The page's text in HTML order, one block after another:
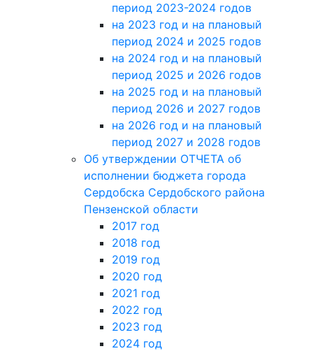
период 2023-2024 годов
на 2023 год и на плановый
период 2024 и 2025 годов
на 2024 год и на плановый
период 2025 и 2026 годов
на 2025 год и на плановый
период 2026 и 2027 годов
на 2026 год и на плановый
период 2027 и 2028 годов
Об утверждении ОТЧЕТА об
исполнении бюджета города
Сердобска Сердобского района
Пензенской области
2017 год
2018 год
2019 год
2020 год
2021 год
2022 год
2023 год
2024 год